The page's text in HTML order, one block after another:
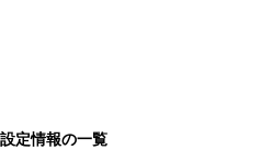
定情報の一覧